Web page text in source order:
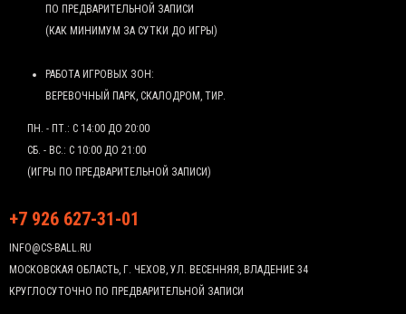
ПО ПРЕДВАРИТЕЛЬНОЙ ЗАПИСИ
(КАК МИНИМУМ ЗА СУТКИ ДО ИГРЫ)
РАБОТА ИГРОВЫХ ЗОН:
ВЕРЕВОЧНЫЙ ПАРК, СКАЛОДРОМ, ТИР.
ПН. - ПТ.: С 14:00 ДО 20:00
СБ. - ВС.: С 10:00 ДО 21:00
(ИГРЫ ПО ПРЕДВАРИТЕЛЬНОЙ ЗАПИСИ)
+7 926 627-31-01
INFO@CS-BALL.RU
МОСКОВСКАЯ ОБЛАСТЬ, Г. ЧЕХОВ, УЛ. ВЕСЕННЯЯ, ВЛАДЕНИЕ 34
КРУГЛОСУТОЧНО ПО ПРЕДВАРИТЕЛЬНОЙ ЗАПИСИ